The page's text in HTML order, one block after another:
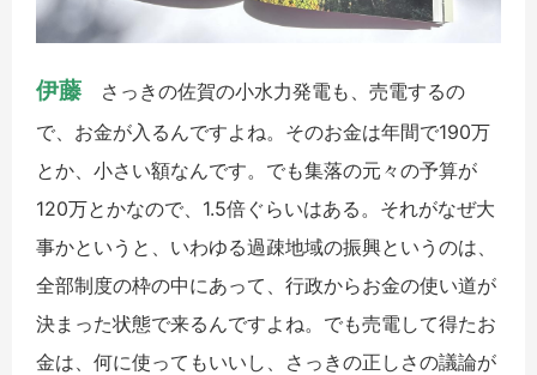
伊藤 さっきの佐賀の小水力発電も、売電するの
で、お金が入るんですよね。そのお金は年間で190万
とか、小さい額なんです。でも集落の元々の予算が
120万とかなので、1.5倍ぐらいはある。それがなぜ大
事かというと、いわゆる過疎地域の振興というのは、
全部制度の枠の中にあって、行政からお金の使い道が
決まった状態で来るんですよね。でも売電して得たお
金は、何に使ってもいいし、さっきの正しさの議論が